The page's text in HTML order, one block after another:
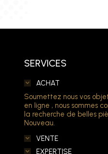
SERVICES
ACHAT
Soumettez nous vos
en ligne , nous sommes
la recherche de belles
Nouveau.
VENTE
EXPERTISE